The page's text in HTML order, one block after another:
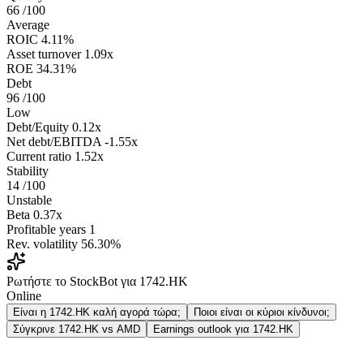
66 /100
Average
ROIC 4.11%
Asset turnover 1.09x
ROE 34.31%
Debt
96 /100
Low
Debt/Equity 0.12x
Net debt/EBITDA -1.55x
Current ratio 1.52x
Stability
14 /100
Unstable
Beta 0.37x
Profitable years 1
Rev. volatility 56.30%
Ρωτήστε το StockBot για 1742.HK
Online
Είναι η 1742.HK καλή αγορά τώρα;
Ποιοι είναι οι κύριοι κίνδυνοι;
Σύγκρινε 1742.HK vs AMD
Earnings outlook για 1742.HK